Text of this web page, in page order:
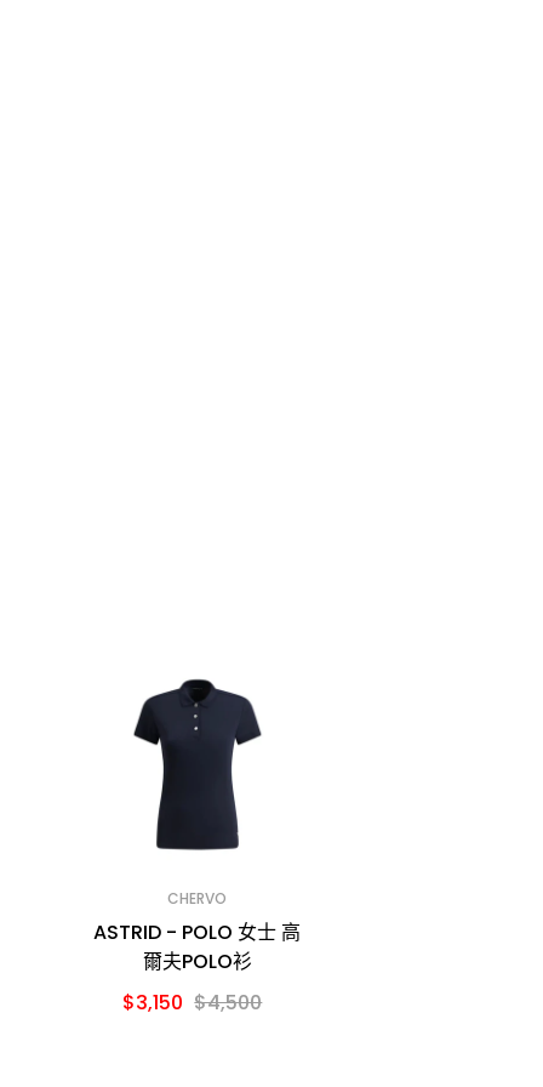
CHERVO
ASTRID - POLO 女士 高
爾夫POLO衫
$3,150 $4,500